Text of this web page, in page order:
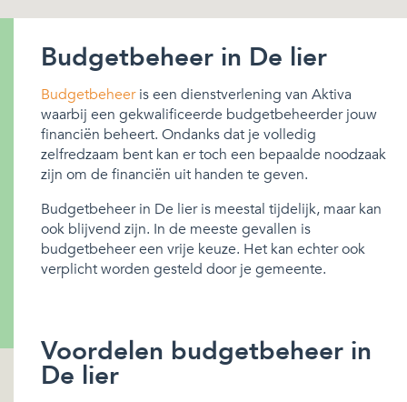
Budgetbeheer in De lier
Budgetbeheeris een dienstverlening van Aktiva
waarbij een gekwalificeerde budgetbeheerder jouw
financiën beheert. Ondanks dat je volledig
zelfredzaam bent kan er toch een bepaalde noodzaak
zijn om de financiën uit handen te geven.
Budgetbeheer in De lier is meestal tijdelijk, maar kan
ook blijvend zijn. In de meeste gevallen is
budgetbeheer een vrije keuze. Het kan echter ook
verplicht worden gesteld door je gemeente.
Voordelen budgetbeheer in
De lier